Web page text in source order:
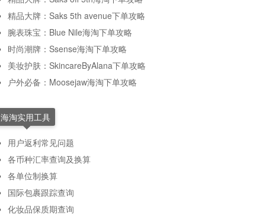
精品大牌：Saks 5th avenue下单攻略
腕表珠宝：Blue Nile海淘下单攻略
时尚潮牌：Ssense海淘下单攻略
美妆护肤：SkincareByAlana下单攻略
户外必备：Moosejaw海淘下单攻略
海淘实用工具
用户返利常见问题
各币种汇率查询及换算
各单位制换算
国际包裹跟踪查询
化妆品保质期查询